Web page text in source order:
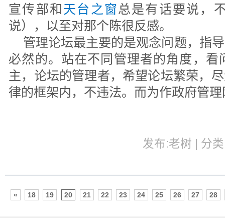
宣传部和 天台之窗总是有话要说，
说），以至对那个陈很反感。
管理论坛最主要的是观念问题，指
必然的。站在不同管理者的角度，看
主，论坛的管理者，希望论坛繁荣，
律的框架内，不违法。而为作政府管
发布:老树 | 分
« 18 19 20 21 22 23 24 25 26 27 28